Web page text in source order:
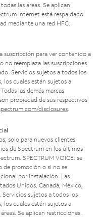
las áreas. Se aplican
Internet está respaldado
mediante una red HFC.
suscripción para ver contenido a
no reemplaza las suscripciones
Servicios sujetos a todos los
los cuales están sujetos a
las demás marcas
propiedad de sus respectivos
disclosures
solo para nuevos clientes
de Spectrum en los últimos
SPECTRUM VOICE: se
de promoción o si no se
por instalación. Las
Unidos, Canadá, México,
Servicios sujetos a todos los
los cuales están sujetos a
Se aplican restricciones.